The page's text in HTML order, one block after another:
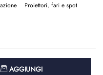
Proiettori, fari e spot
AGGIUNGI